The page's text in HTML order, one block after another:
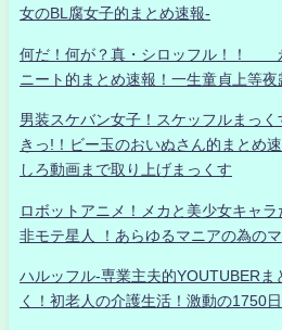
女のBL腐女子的まとめ速報-
何だ！何が？真・シロッフル！！
ニート的まとめ速報！一生童貞上等夜
男装スケバン女子！スケッフルまっ
きっ!！ビー玉のおいぬさん的まとめ
しろ動画まで取り上げまっくす
ロボットアニメ！メカと美少女キャラ
非モテ星人 ！あらゆるマニアの為の
ハルッフル-専業主夫的YOUTUBERま
く！初老人の介護生活！激動の1750日